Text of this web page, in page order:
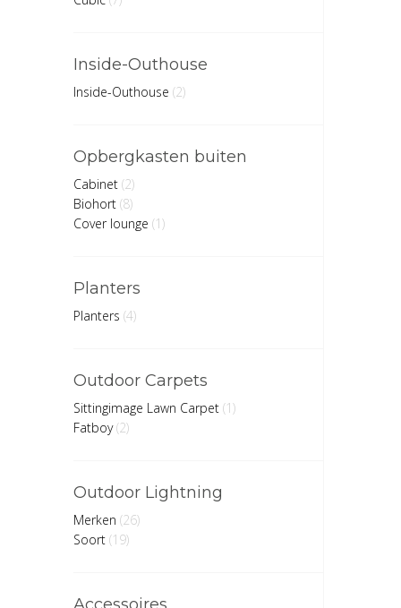
Inside-Outhouse
Inside-Outhouse (2)
Opbergkasten buiten
Cabinet (2)
Biohort (8)
Cover lounge (1)
Planters
Planters (4)
Outdoor Carpets
Sittingimage Lawn Carpet (1)
Fatboy (2)
Outdoor Lightning
Merken (26)
Soort (19)